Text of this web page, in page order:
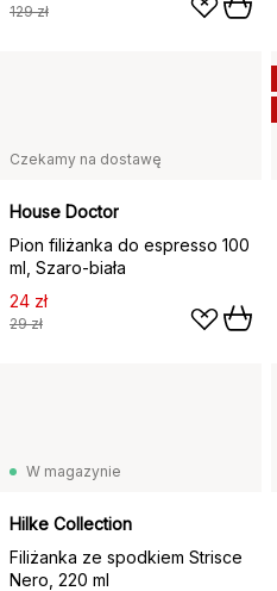
129 zł
Czekamy na dostawę
House Doctor
Pion filiżanka do espresso 100
ml, Szaro-biała
24 zł
29 zł
W magazynie
Hilke Collection
Filiżanka ze spodkiem Strisce
Nero, 220 ml